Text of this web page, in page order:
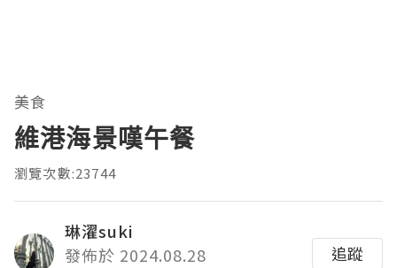
美食
維港海景嘆午餐
瀏覽次數:23744
琳濯suki
發佈於 2024.08.28
追蹤